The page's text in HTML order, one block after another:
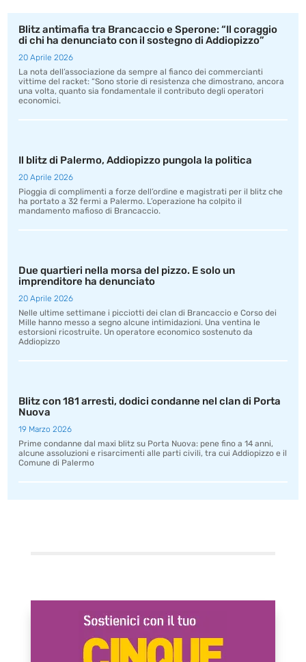
Blitz antimafia tra Brancaccio e Sperone: “Il coraggio
di chi ha denunciato con il sostegno di Addiopizzo”
20 Aprile 2026
La nota dell’associazione da sempre al fianco dei commercianti
vittime del racket: “Sono storie di resistenza che dimostrano, ancora
una volta, quanto sia fondamentale il contributo degli operatori
economici.
Il blitz di Palermo, Addiopizzo pungola la politica
20 Aprile 2026
Pioggia di complimenti a forze dell’ordine e magistrati per il blitz che
ha portato a 32 fermi a Palermo. L’operazione ha colpito il
mandamento mafioso di Brancaccio.
Due quartieri nella morsa del pizzo. E solo un
imprenditore ha denunciato
20 Aprile 2026
Nelle ultime settimane i picciotti dei clan di Brancaccio e Corso dei
Mille hanno messo a segno alcune intimidazioni. Una ventina le
estorsioni ricostruite. Un operatore economico sostenuto da
Addiopizzo
Blitz con 181 arresti, dodici condanne nel clan di Porta
Nuova
19 Marzo 2026
Prime condanne dal maxi blitz su Porta Nuova: pene fino a 14 anni,
alcune assoluzioni e risarcimenti alle parti civili, tra cui Addiopizzo e il
Comune di Palermo